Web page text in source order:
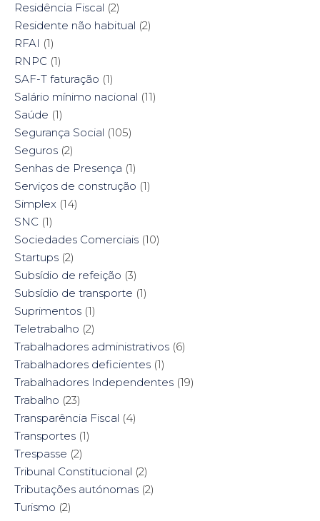
Residência Fiscal (2)
Residente não habitual (2)
RFAI (1)
RNPC (1)
SAF-T faturação (1)
Salário mínimo nacional (11)
Saúde (1)
Segurança Social (105)
Seguros (2)
Senhas de Presença (1)
Serviços de construção (1)
Simplex (14)
SNC (1)
Sociedades Comerciais (10)
Startups (2)
Subsídio de refeição (3)
Subsídio de transporte (1)
Suprimentos (1)
Teletrabalho (2)
Trabalhadores administrativos (6)
Trabalhadores deficientes (1)
Trabalhadores Independentes (19)
Trabalho (23)
Transparência Fiscal (4)
Transportes (1)
Trespasse (2)
Tribunal Constitucional (2)
Tributações autónomas (2)
Turismo (2)